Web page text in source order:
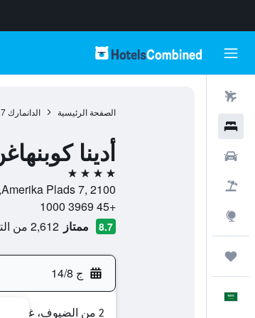
الصفحة الرئيسية الدانمارك
أدينا
4 نجوم
Amerika Plads 7, 2100, كوبنهاغن, منطقة العاصمة كوبنهاغن, الدانمارك
+45 3969 1000
8.7 ممتاز 2,612 من التقييمات تم التحقق منها
ج 14/8
2 من الضيوف، غرفة واحدة